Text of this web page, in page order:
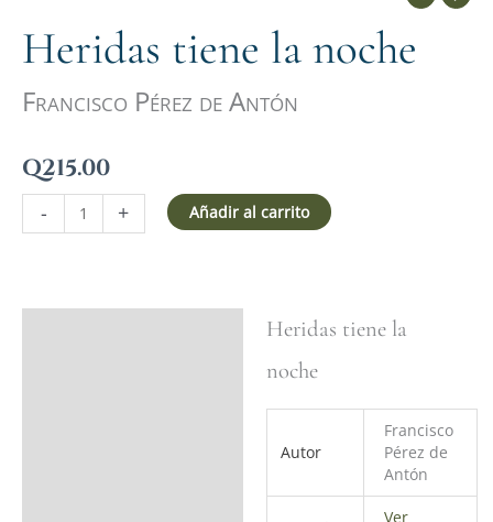
Heridas tiene la noche
Francisco Pérez de Antón
Q215.00
- + Añadir al carrito
Heridas tiene la
noche
Autor
Francisco
Pérez de
Antón
Ver